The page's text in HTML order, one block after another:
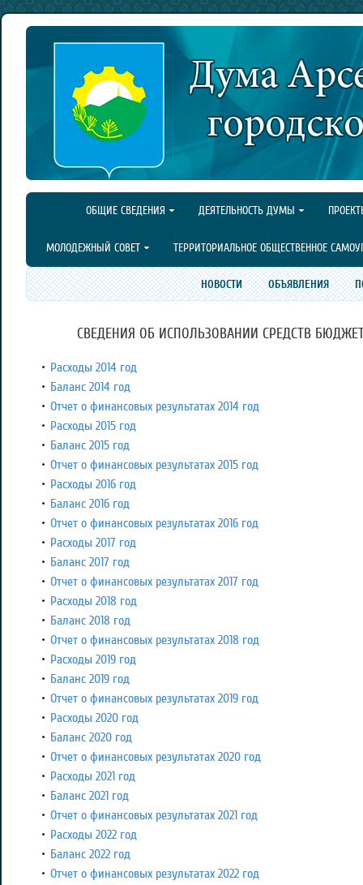
ОБЩИЕ СВЕДЕНИЯ ДЕЯТЕЛЬНОСТЬ ДУМЫ
МОЛОДЕЖНЫЙ СОВЕТ ТЕРРИТОРИАЛЬНОЕ ОБЩЕСТВЕННОЕ
НОВОСТИ ОБЪЯВЛЕНИЯ
СВЕДЕНИЯ ОБ ИСПОЛЬЗОВАНИИ СРЕДСТВ
Расходы 2014 год
Баланс 2014 год
Отчет о финансовых результатах 2014 год
Расходы 2015 год
Баланс 2015 год
Отчет о финансовых результатах 2015 год
Расходы 2016 год
Баланс 2016 год
Отчет о финансовых результатах 2016 год
Расходы 2017 год
Баланс 2017 год
Отчет о финансовых результатах 2017 год
Расходы 2018 год
Баланс 2018 год
Отчет о финансовых результатах 2018 год
Расходы 2019 год
Баланс 2019 год
Отчет о финансовых результатах 2019 год
Расходы 2020 год
Баланс 2020 год
Отчет о финансовых результатах 2020 год
Расходы 2021 год
Баланс 2021 год
Отчет о финансовых результатах 2021 год
Расходы 2022 год
Баланс 2022 год
Отчет о финансовых результатах 2022 год